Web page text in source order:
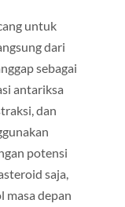
untuk
dari
sebagai
antariksa
dan
potensi
saja,
masa depan